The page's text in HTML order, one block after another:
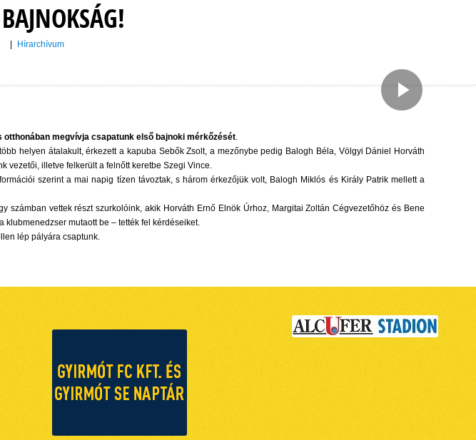
Hírarchívum
otthonában megvívja csapatunk első bajnoki mérkőzését.
helyen átalakult, érkezett a kapuba Sebők Zsolt, a mezőnybe pedig Balogh Béla, Völgyi Dániel Horváth
vezetői, illetve felkerült a felnőtt keretbe Szegi Vince.
szerint a mai napig tízen távoztak, s három érkezőjük volt, Balogh Miklós és Király Patrik mellett a
vettek részt szurkolóink, akik Horváth Ernő Elnök Úrhoz, Margitai Zoltán Cégvezetőhöz és Bene
klubmenedzser mutaott be – tették fel kérdéseiket.
lép pályára csaptunk.